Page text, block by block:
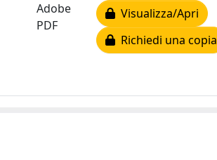
Adobe
PDF
Visualizza/Apri
Richiedi una copia